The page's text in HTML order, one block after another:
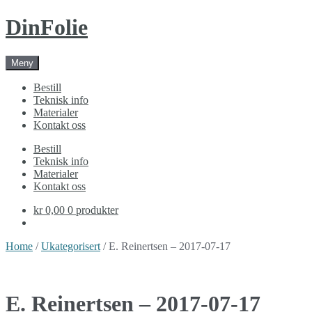
Skip
to
Skip
to
DinFolie
Meny
Bestill
Teknisk info
Materialer
Kontakt oss
Bestill
Teknisk info
Materialer
Kontakt oss
kr 0,00 0 produkter
Home /Ukategorisert / E. Reinertsen – 2017-07-17
E. Reinertsen – 2017-07-17